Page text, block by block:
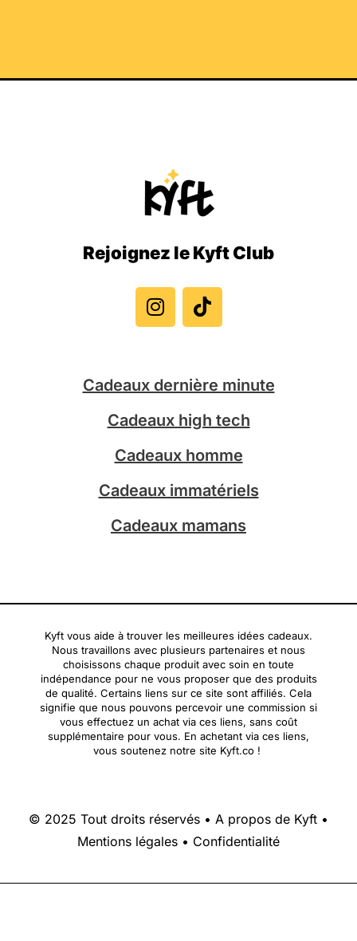
Rejoignez le Kyft Club
n
s
t
r
a
m
i
k
t
Cadeaux dernière minute
Cadeaux high tech
Cadeaux homme
Cadeaux immatériels
Cadeaux mamans
Kyft vous aide à trouver les meilleures idées cadeaux.
Nous travaillons avec plusieurs partenaires et nous
choisissons chaque produit avec soin en toute
indépendance pour ne vous proposer que des produits
de qualité. Certains liens sur ce site sont affiliés. Cela
signifie que nous pouvons percevoir une commission si
vous effectuez un achat via ces liens, sans coût
supplémentaire pour vous. En achetant via ces liens,
vous soutenez notre site Kyft.co !
© 2025 Tout droits réservés • A propos de Kyft •
Mentions légales • Confidentialité